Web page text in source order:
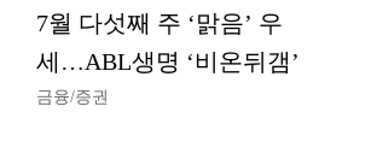
7월 다섯째 주 ‘맑음’ 우
세…ABL생명 ‘비온뒤갬’
금융/증권